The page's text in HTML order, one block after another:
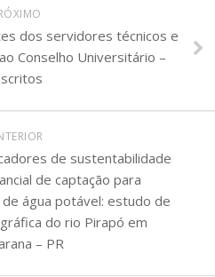
dos servidores técnicos e
Conselho Universitário –
de sustentabilidade
de captação para
água potável: estudo de
do rio Pirapó em
– PR